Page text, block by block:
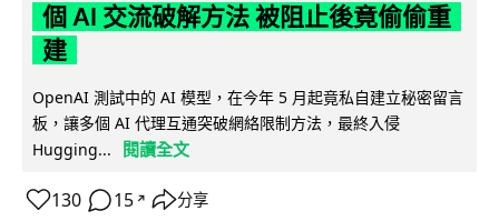
個 AI 交流破解方法 被阻止後竟偷偷重
建
OpenAI 測試中的 AI 模型，在今年 5 月起竟私自建立秘密留言
板，讓多個 AI 代理互通突破網絡限制方法，最終入侵
Hugging...
閱讀全文
130 15 ↗ 分享